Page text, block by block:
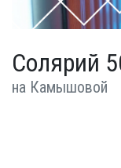
Солярий
на Камышовой